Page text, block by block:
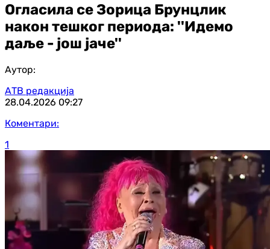
Огласила се Зорица Брунцлик
након тешког периода: ''Идемо
даље - још јаче''
Аутор:
АТВ редакција
28.04.2026 09:27
Коментари:
1